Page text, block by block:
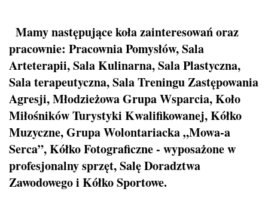
Mamy następujące koła zainteresowań oraz
pracownie: Pracownia Pomysłów, Sala
Arteterapii, Sala Kulinarna, Sala Plastyczna,
Sala terapeutyczna, Sala Treningu Zastępowania
Agresji, Młodzieżowa Grupa Wsparcia, Koło
Miłośników Turystyki Kwalifikowanej, Kółko
Muzyczne, Grupa Wolontariacka „Mowa-a
Serca”, Kółko Fotograficzne - wyposażone w
profesjonalny sprzęt, Salę Doradztwa
Zawodowego i Kółko Sportowe.